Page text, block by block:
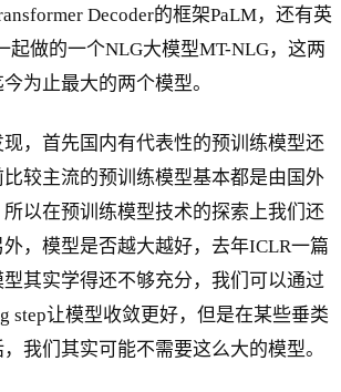
Decoder的框架PaLM，还有英
起做的一个NLG大模型MT-NLG，这两
为止最大的两个模型。
，首先国内有代表性的预训练模型还
较主流的预训练模型基本都是由国外
以在预训练模型技术的探索上我们还
，模型是否越大越好，去年ICLR一篇
其实学得还不够充分，我们可以通过
step让模型收敛更好，但是在某些垂类
我们其实可能不需要这么大的模型。